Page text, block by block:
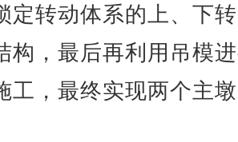
定转动体系的上、下
构，最后再利用吊模
工，最终实现两个主